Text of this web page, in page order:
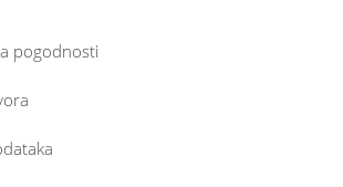
pogodnosti